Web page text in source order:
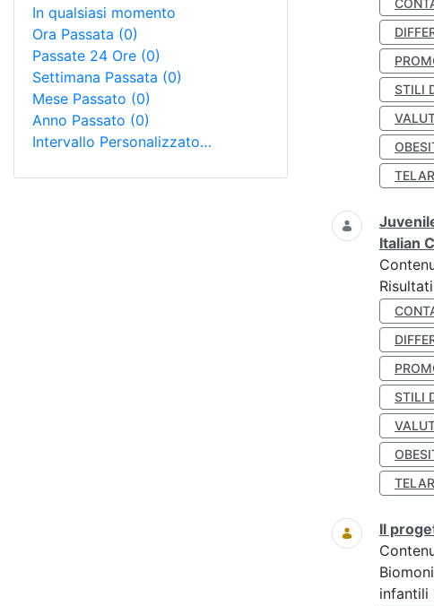
In qualsiasi momento
Ora Passata (0)
Passate 24 Ore (0)
Settimana Passata (0)
Mese Passato (0)
Anno Passato (0)
Intervallo Personalizzato…
STILI
Italian
STILI
Il
infantili